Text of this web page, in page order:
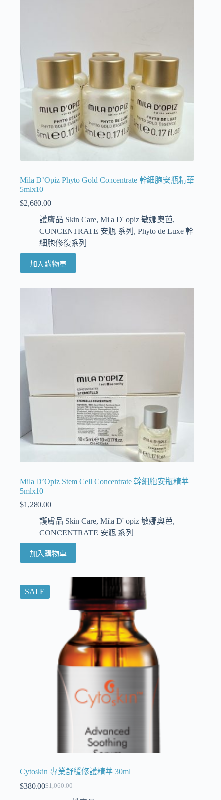
Mila D’Opiz Phyto Gold Concentrate 幹細胞安瓶精華
5mlx10
$2,680.00
護膚品 Skin Care, Mila D' opiz 敏娜奧芭,
CONCENTRATE 安瓶 系列 , Phyto de Luxe 幹
細胞修復系列
加入購物車
Mila D’Opiz Stem Cell Concentrate 幹細胞安瓶精華
5mlx10
$1,280.00
護膚品 Skin Care, Mila D' opiz 敏娜奧芭,
CONCENTRATE 安瓶 系列
加入購物車
SALE
Cytoskin 專業舒緩修護精華 30ml
$1,060.00
$380.00